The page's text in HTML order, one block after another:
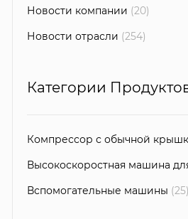
Новости компании (20)
Новости отрасли (254)
Категории
Компрессор с обычной
Высокоскоростная машина
Вспомогательные машины (25)